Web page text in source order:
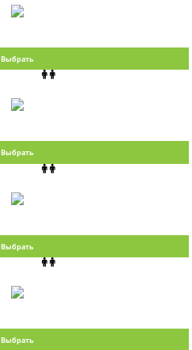
Выбрать
Выбрать
Выбрать
Выбрать